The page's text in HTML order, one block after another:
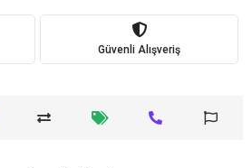
Güvenli Alışveriş